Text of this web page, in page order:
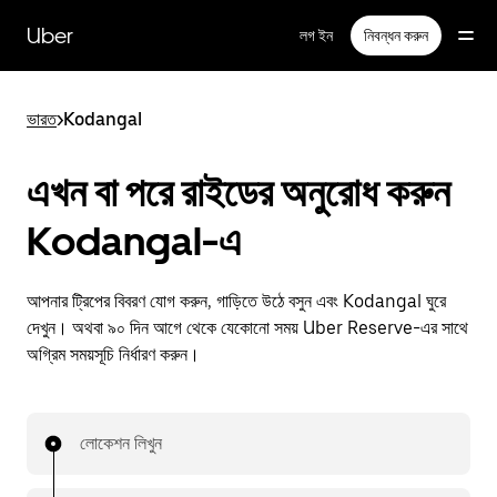
প্রধান
বিষয়সূচিতে
Uber লগ ইন নিবন্ধন করুন
ভারত>Kodangal
এখন বা পরে রাইডের অনুরোধ করুন
Kodangal-এ
আপনার ট্রিপের বিবরণ যোগ করুন, গাড়িতে উঠে বসুন এবং Kodangal ঘুরে
দেখুন। অথবা ৯০ দিন আগে থেকে যেকোনো সময় Uber Reserve-এর সাথে
অগ্রিম সময়সূচি নির্ধারণ করুন।
লোকেশন লিখুন